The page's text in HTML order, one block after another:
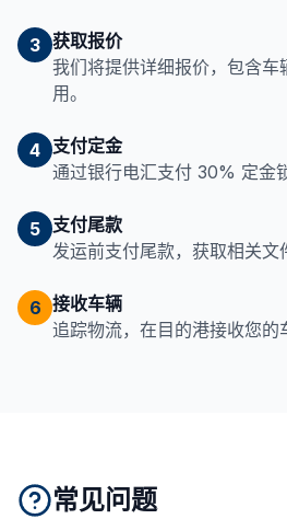
3 获取报价
我们将提供详细报价，包含车
用。
4 支付定金
通过银行电汇支付 30% 定金
5 支付尾款
发运前支付尾款，获取相关文
6 接收车辆
追踪物流，在目的港接收您的
常见问题